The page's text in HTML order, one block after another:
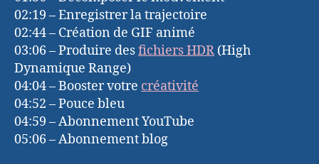
02:19 – Enregistrer la trajectoire
02:44 – Création de GIF animé
03:06 – Produire desfichiers HDR (High
Dynamique Range)
04:04 – Booster votre créativité
04:52 – Pouce bleu
04:59 – Abonnement YouTube
05:06 – Abonnement blog